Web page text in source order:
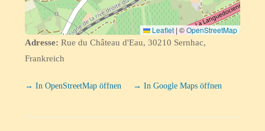
Leaflet |©OpenStreetMap
Adresse: Rue du Château d'Eau, 30210 Sernhac,
Frankreich
→ In OpenStreetMap öffnen → In Google Maps öffnen